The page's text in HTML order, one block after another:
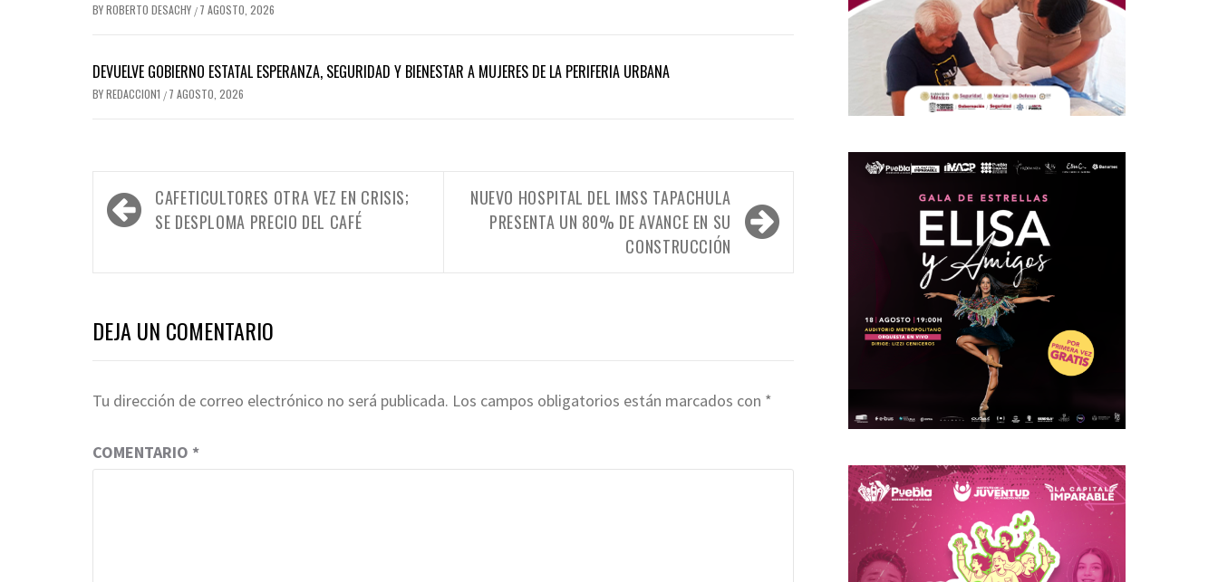
BYROBERTO DESACHY / 7 AGOSTO, 2026
DEVUELVE GOBIERNO ESTATAL ESPERANZA, SEGURIDAD Y BIENESTAR A MUJERES DE LA PERIFERIA URBANA
BYREDACCION1 / 7 AGOSTO, 2026
Navegación
de
CAFETICULTORES OTRA VEZ EN CRISIS;
SE DESPLOMA PRECIO DEL CAFÉ
NUEVO HOSPITAL DEL IMSS TAPACHULA
PRESENTA UN 80% DE AVANCE EN SU
CONSTRUCCIÓN
DEJA UN COMENTARIO
Tu dirección de correo electrónico no será publicada. Los campos obligatorios están marcados con *
COMENTARIO *